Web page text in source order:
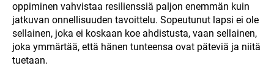
oppiminen vahvistaa resilienssiä paljon enemmän kuin
jatkuvan onnellisuuden tavoittelu. Sopeutunut lapsi ei ole
sellainen, joka ei koskaan koe ahdistusta, vaan sellainen,
joka ymmärtää, että hänen tunteensa ovat päteviä ja niitä
tuetaan.